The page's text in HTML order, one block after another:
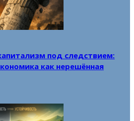
под следствием:
как нерешённая